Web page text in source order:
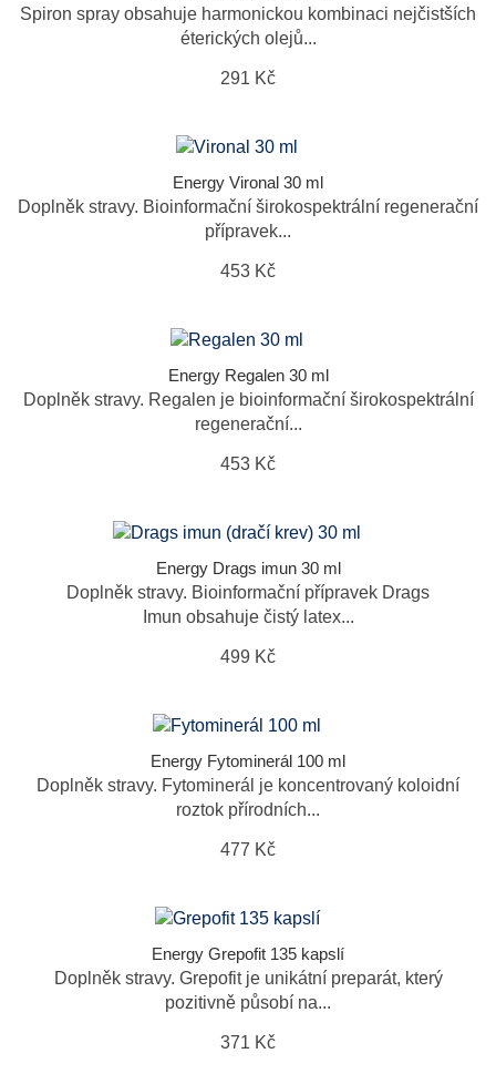
Spiron spray obsahuje harmonickou kombinaci nejčistších
éterických olejů...
291 Kč
Energy Vironal 30 ml
Doplněk stravy. Bioinformační širokospektrální regenerační
přípravek...
453 Kč
Energy Regalen 30 ml
Doplněk stravy. Regalen je bioinformační širokospektrální
regenerační...
453 Kč
Energy Drags imun 30 ml
Doplněk stravy. Bioinformační přípravek Drags
Imun obsahuje čistý latex...
499 Kč
Energy Fytominerál 100 ml
Doplněk stravy. Fytominerál je koncentrovaný koloidní
roztok přírodních...
477 Kč
Energy Grepofit 135 kapslí
Doplněk stravy. Grepofit je unikátní preparát, který
pozitivně působí na...
371 Kč